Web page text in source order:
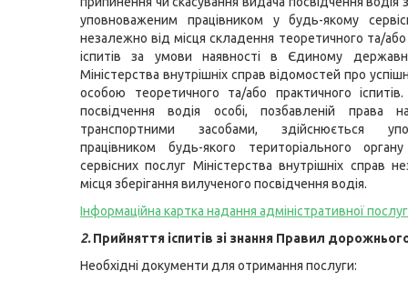
уповноваженим працівником у будь-якому
незалежно від місця складення теоретичного та/
іспитів за умови наявності в Єдиному
Міністерства внутрішніх справ відомостей про
особою теоретичного та/або практичного
посвідчення водія особі, позбавленій права
транспортними засобами, здійснюється
працівником будь-якого територіального
сервісних послуг Міністерства внутрішніх справ
місця зберігання вилученого посвідчення водія.
Інформаційна картка надання адміністративної
2.Прийняття іспитів зі знання Правил
Необхідні документи для отримання послуги: